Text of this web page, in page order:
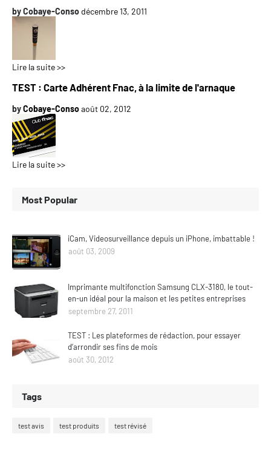
byCobaye-Conso décembre 13, 2011
Lire la suite >>
TEST : Carte Adhérent Fnac, à la limite de l'arnaque
byCobaye-Consoaoût 02, 2012
Lire la suite >>
Most Popular
iCam, Videosurveillance depuis un iPhone, imbattable !
août 03, 2009
Imprimante multifonction Samsung CLX-3180, le tout-
en-un idéal pour la maison et les petites entreprises
septembre 27, 2011
TEST : Les plateformes de rédaction, pour essayer
d’arrondir ses fins de mois
août 30, 2012
Tags
test avis test produits test révisé